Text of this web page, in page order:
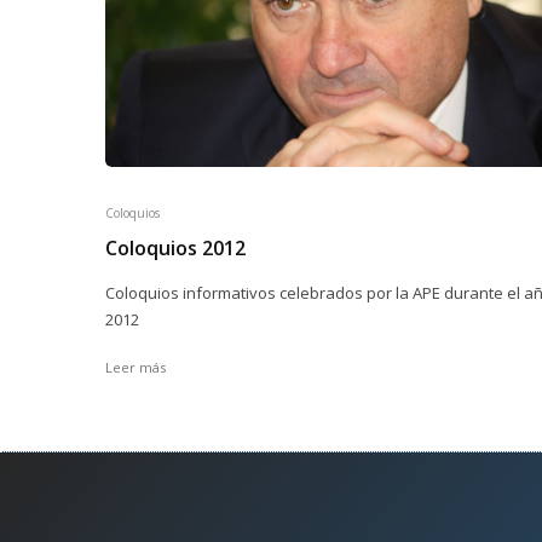
Coloquios
Coloquios 2012
Coloquios informativos celebrados por la APE durante el
2012
Leer más